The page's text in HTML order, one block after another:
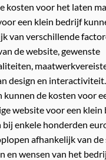
kosten voor het laten
een klein bedrijf
van verschillende
de website, gewenste
design en
kunnen de kosten voor
website voor een klein
enkele honderden
afhankelijk van de
en wensen van het